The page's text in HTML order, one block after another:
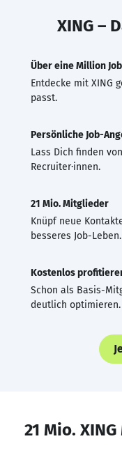
XING –
Über eine Million
Entdecke mit XING
passt.
Persönliche Job-
Lass Dich finden
Recruiter·innen.
21 Mio. Mitglieder
Knüpf neue
besseres Job-Leben.
Kostenlos
Schon als Basis-
deutlich optimieren.
21 Mio.